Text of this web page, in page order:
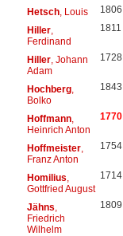
Hetsch, Louis 1806
Hiller,
Ferdinand
1811
Hiller, Johann
Adam
1728
Hochberg,
Bolko
1843
Hoffmann,
Heinrich Anton
1770
Hoffmeister,
Franz Anton
1754
Homilius
Gottfried August
1714
Jähns
Friedrich
Wilhelm
1809